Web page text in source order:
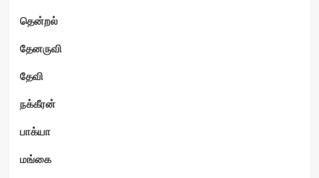
தென்றல்
தேனருவி
தேவி
நக்கீரன்
பாக்யா
மங்கை